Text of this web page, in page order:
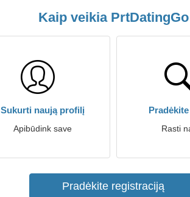
Kaip veikia PrtDatingGo
Sukurti naują profilį
Apibūdink save Rasti
Pradėkite registraciją